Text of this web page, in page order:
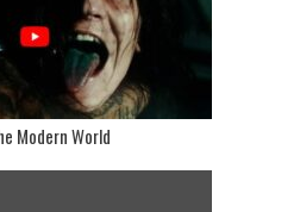
Modern World